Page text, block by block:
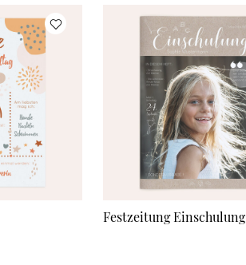
Festzeitung Einschulung